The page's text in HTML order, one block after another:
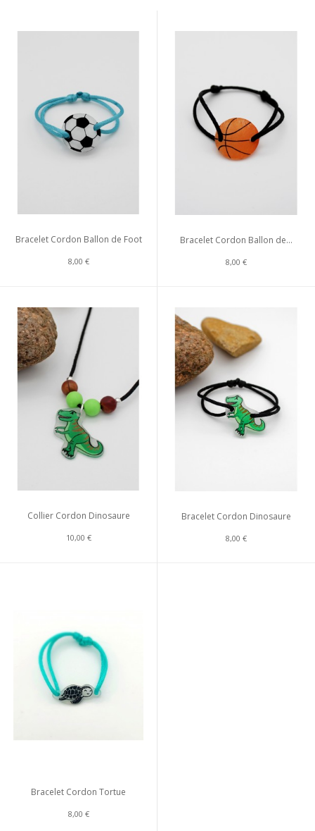
Bracelet Cordon Ballon de Foot
8,00 €
Bracelet Cordon Ballon de...
8,00 €
Collier Cordon Dinosaure
10,00 €
Bracelet Cordon Dinosaure
8,00 €
Bracelet Cordon Tortue
8,00 €